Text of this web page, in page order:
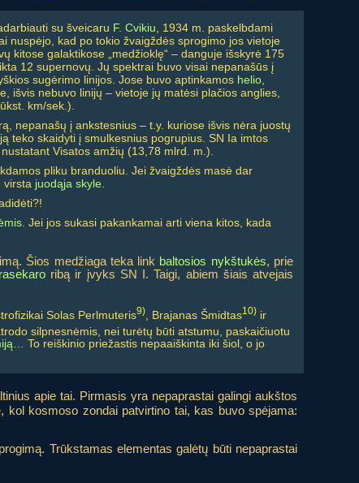
su šveicaru F. Cvikiu , 1934 m. paskelbdami
nuspėjo, kad po tokio žvaigždės sprogimo jos vietoje
kitose galaktikose „medžioklę“ – danguje išskyrė 175
12 supernovų. Jų spektrai buvo visai nepanašūs į
sugėrimo linijos. Jose buvo aptinkamos helio
išvis nebuvo linijų – vietoje jų matėsi plačios anglies,
km/sek.).
nepanašų į ankstesnius – t.y. kuriose išvis nėra juostų
teko skaidyti į smulkesnius pogrupius. SN Ia imtos
nustatant Visatos amžių (13,78 mlrd. m.).
pliku branduoliu. Jei žvaigždės masė dar
virsta juodąja skyle
. Jei jos sukasi pakankamai arti viena kitos, kada
Šios medžiaga teka link baltosios nykštukės, prie
ribą ir įvyks SN I. Taigi, abiem šiais atvejais
Solas Perlmuteris9) , Brajanas Šmidtas10) ir
silpnesnėmis, nei turėtų būti atstumu, paskaičiuotu
… To reiškinio priežastis nepaaiškinta iki šiol, o jo
apie tai. Pirmasis yra nepaprastai galingi aukštos
kol kosmoso zondai patvirtino tai, kas buvo spėjama:
Trūkstamas elementas galėtų būti nepaprastai